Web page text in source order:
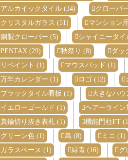
アルカイックタイル (34)
クローバ
クリスタルガラス (51)
マンション
銅製クローバー (5)
シャイニータイ
PENTAX (29)
秋祭り (8) ダッ
リペイント (1)
マウスパッド (1)
万年カレンダー (1)
ロゴ (12)
ブラックタイル看板 (1)
大きなハウ
イエローゴールド (1)
ヘアーライン
真鍮切り抜き表札 (1)
機能門柱FT
グリーン色 (1)
鳥 (8) ミニ (1)
ガラスベース (1)
緑青 (16) グ